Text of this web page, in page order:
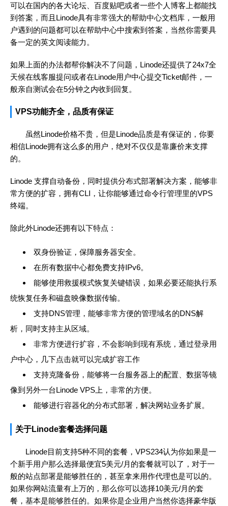
可以在国内的各大论坛、百度贴吧或者一些个人博客上都能找
到答案，而且Linode具有非常强大的帮助中心文档库，一般用
户遇到的问题都可以在帮助中心中搜索到答案，当然你需要具
备一定的英文阅读能力。
如果上面的办法都帮你解决不了问题，Linode还提供了24x7全
天候在线客服提问或者在Linode用户中心提交Ticket邮件，一
般亲自测试会在5分钟之内收到回复。
VPS功能齐全，品质有保证
虽然Linode价格不贵，但是Linode品质是有保证的，你要
相信Linode拥有这么多的用户，绝对不仅仅是靠廉价来支撑
的。
Linode 支撑自动备份，同时提供分布式部署解决方案，能够非
常方便的扩容，拥有CLI，让你能够通过命令行管理里的VPS
终端。
除此外Linode还拥有以下特点：
双身份验证，保障服务器安全。
在所有数据中心都免费支持IPv6。
能够使用救援模式恢复关键错误，如果必要还能执行系
统恢复任务和磁盘映像数据传输。
支持DNS管理，能够非常方便的管理域名的DNS解
析，同时支持主从区域。
非常方便进行扩容，不会影响到现有系统，通过登录用
户中心，几下点击就可以完成扩容工作
支持克隆备份，能够将一台服务器上的配置、数据等镜
像到另外一台Linode VPS上，非常的方便。
能够进行容器化的分布式部署，解决网站业务扩展。
关于Linode套餐选择问题
Linode目前支持5种不同的套餐，VPS234认为你如果是一
个新手用户那么选择最便宜5美元/月的套餐就可以了，对于一
般的站点部署是能够胜任的，甚至拿来用作代理也是可以的。
如果你网站流量有上万的，那么你可以选择10美元/月的套
餐，基本是能够胜任的。如果你是企业用户当然你选择豪华版